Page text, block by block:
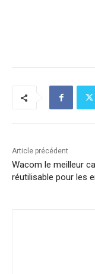
Article précédent
Wacom le meilleur
réutilisable pour les